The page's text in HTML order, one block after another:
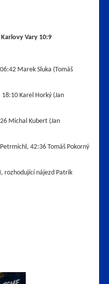
Vary 10:9
Marek Sluka (Tomáš
Karel Horký (Jan
Michal Kubert (Jan
42:36 Tomáš Pokorný
rozhodující nájezd Patrik